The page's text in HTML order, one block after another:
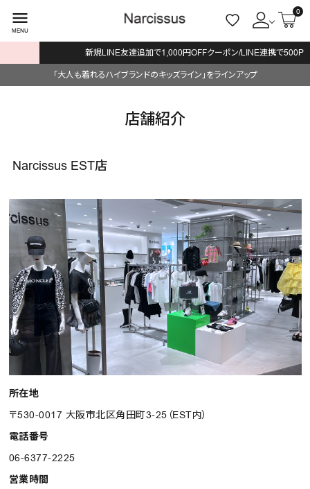
menu
MENU
0
ようこそ ゲスト 様
person 会員登録
NEW IN
CATEGORY
BRAND
SALE
OUTLET
RANKING
COMING SOON
TOPICS
INFORMATION
新規LINE友達追加で1,000円OFFクーポン/LINE連携で500P
「大人も着れるハイブランドのキッズライン」をラインアップ
店舗紹介
Narcissus EST店
所在地
〒530-0017 大阪市北区角田町3-25（EST内）
電話番号
06-6377-2225
営業時間